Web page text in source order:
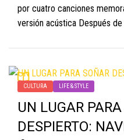
por cuatro canciones
versión acústica Después de
CULTURA LIFE & STYLE
UN LUGAR
DESPIERTO: